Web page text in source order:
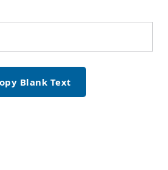
Blank Text